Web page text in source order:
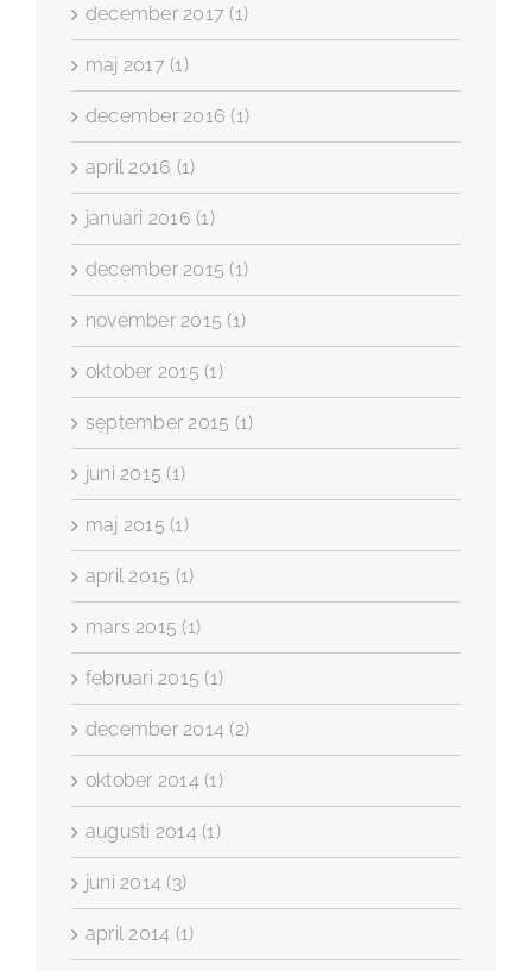
december 2017 (1)
maj 2017 (1)
december 2016 (1)
april 2016 (1)
januari 2016 (1)
december 2015 (1)
november 2015 (1)
oktober 2015 (1)
september 2015 (1)
juni 2015 (1)
maj 2015 (1)
april 2015 (1)
mars 2015 (1)
februari 2015 (1)
december 2014 (2)
oktober 2014 (1)
augusti 2014 (1)
juni 2014 (3)
april 2014 (1)